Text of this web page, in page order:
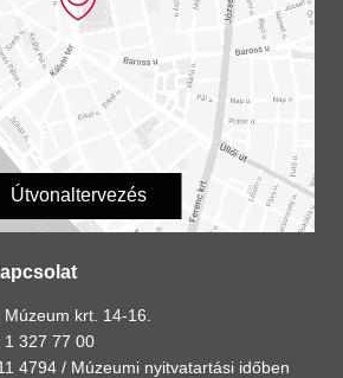
Útvonaltervezés
krt. 14-16.
1 327 77 00
4794 / Múzeumi nyitvatartási időben